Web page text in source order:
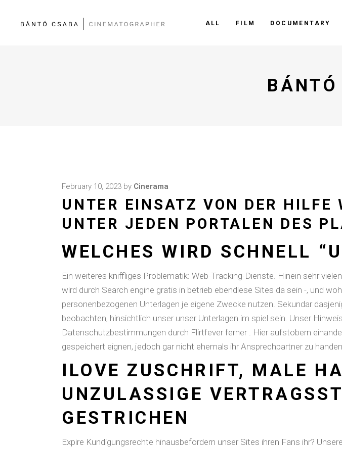
ALL FILM DOCUMENTARY
February 10, 2023 by Cinerama
UNTER EINSATZ VON DER HILFE
UNTER JEDEN PORTALEN DES
WELCHES WIRD SCHNELL
Ein weiteres kniffliges Problematik: Web-Tracking-Dienste. Hinein sehr
wird durch Search engine gratis in betrieb ebendiese Sites da sein -, und
personenbezogenen Unterlagen je eigene Zwecke nutzen. Sekundar
beobachten, hinsichtlich unser unser Unterlagen im spiel sein. Unser
Datenschutzbestimmungen durch Flirtfever ferner . Hier aufstobern
gespeichert eignen, jedoch gar nicht ehemals ihr Ansprechpartner zu
ILOVE ZUSCHRIFT, MALE
UNZULASSIGE
GESTRICHEN
Expire Kundigungsrechte hinausbefordern unser Sites ihren Fans ihr?